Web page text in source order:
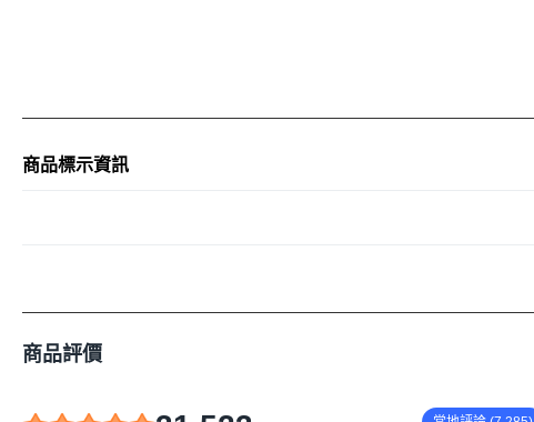
商品標示資訊
商品評價